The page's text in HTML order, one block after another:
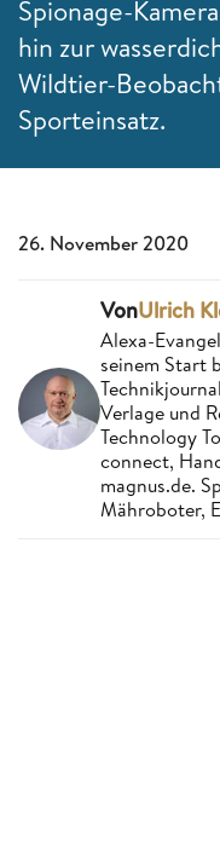
Spionage-
hin zur
Wildtier-
Sporteinsatz.
26. November 2020
VonUlrich
Alexa-
seinem Start
Verlage und
Technology
connect,
magnus.de.
Mähroboter,